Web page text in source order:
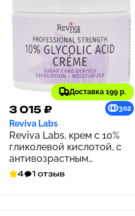
Доставка 199 р.
3 015 ₽ 302
Reviva Labs
Reviva Labs, крем с 10%
гликолевой кислотой, с
антивозрастным
эффектом, 55 г (2,0 унции)
4 1 отзыв